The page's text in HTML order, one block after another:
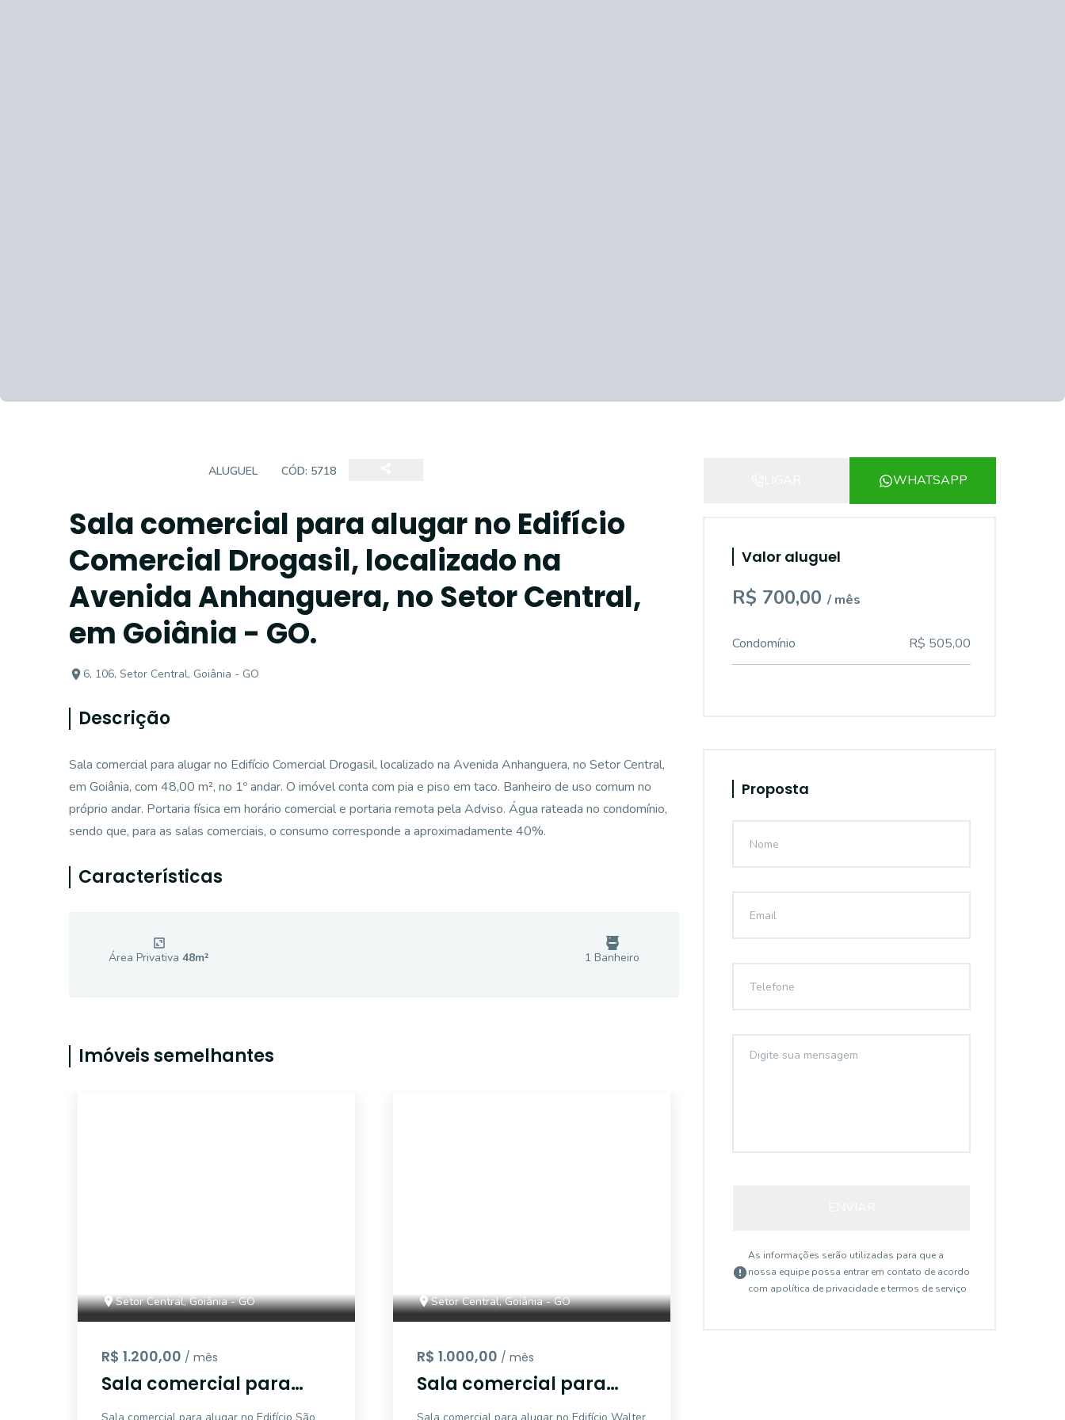
ALUGUEL CÓD: 5718
Sala comercial para alugar no Edifício
Comercial Drogasil, localizado na
Avenida Anhanguera, no Setor Central,
em Goiânia - GO.
6, 106, Setor Central, Goiânia - GO
Descrição
Sala comercial para alugar no Edifício Comercial Drogasil, localizado na Avenida Anhanguera, no Setor Central,
em Goiânia, com 48,00 m², no 1º andar. O imóvel conta com pia e piso em taco. Banheiro de uso comum no
próprio andar. Portaria física em horário comercial e portaria remota pela Adviso. Água rateada no condomínio,
sendo que, para as salas comerciais, o consumo corresponde a aproximadamente 40%.
Características
Área Privativa 48m² 1 Banheiro
Imóveis semelhantes
Setor Central, Goiânia - GO
R$ 1.200,00 / mês
Sala comercial para
alugar no Edifício São
Setor Central, Goiânia - GO
R$ 1.000,00 / mês
Sala comercial para
alugar no Edifício Walter
WHATSAPP
Valor aluguel
R$ 700,00 / mês
Condomínio R$ 505,00
Proposta
As informações serão utilizadas para que a
nossa equipe possa entrar em contato de acordo
com apolítica de privacidade e termos de serviço